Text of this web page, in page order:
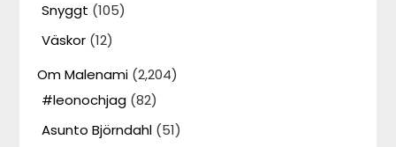
Snyggt (105)
Väskor (12)
Om Malenami (2,204)
#leonochjag (82)
Asunto Björndahl (51)